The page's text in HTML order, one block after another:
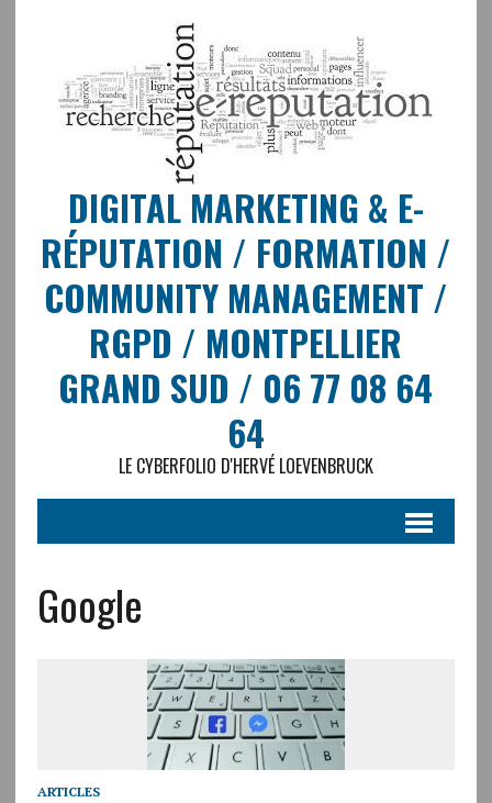
DIGITAL MARKETING & E-
RÉPUTATION / FORMATION /
COMMUNITY MANAGEMENT /
RGPD / MONTPELLIER
GRAND SUD / 06 77 08 64
64
LE CYBERFOLIO D'HERVÉ LOEVENBRUCK
Google
ARTICLES